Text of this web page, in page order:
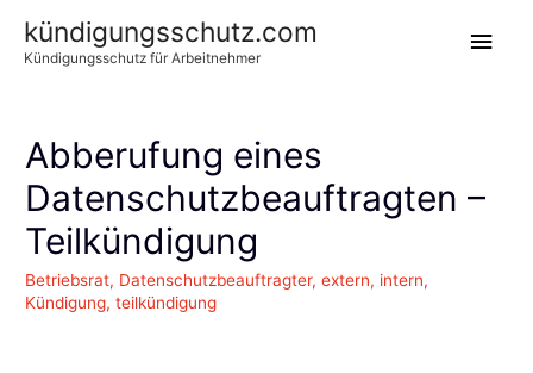
kündigungsschutz.com
Kündigungsschutz für Arbeitnehmer
Abberufung eines
Datenschutzbeauftragten –
Teilkündigung
Betriebsrat, Datenschutzbeauftragter,extern, intern,
Kündigung,teilkündigung